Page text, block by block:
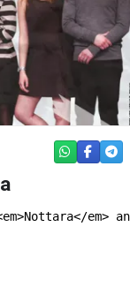
WHATSAPP
em>